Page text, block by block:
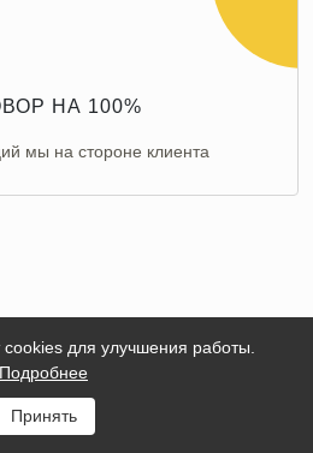
НА 100%
мы на стороне клиента
cookies для улучшения работы.
Подробнее
Принять